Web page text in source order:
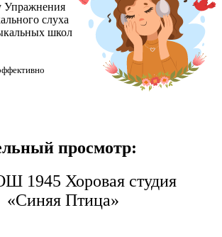
Упражнения
слуха
школ
просмотр:
1945 Хоровая студия
«Синяя Птица»